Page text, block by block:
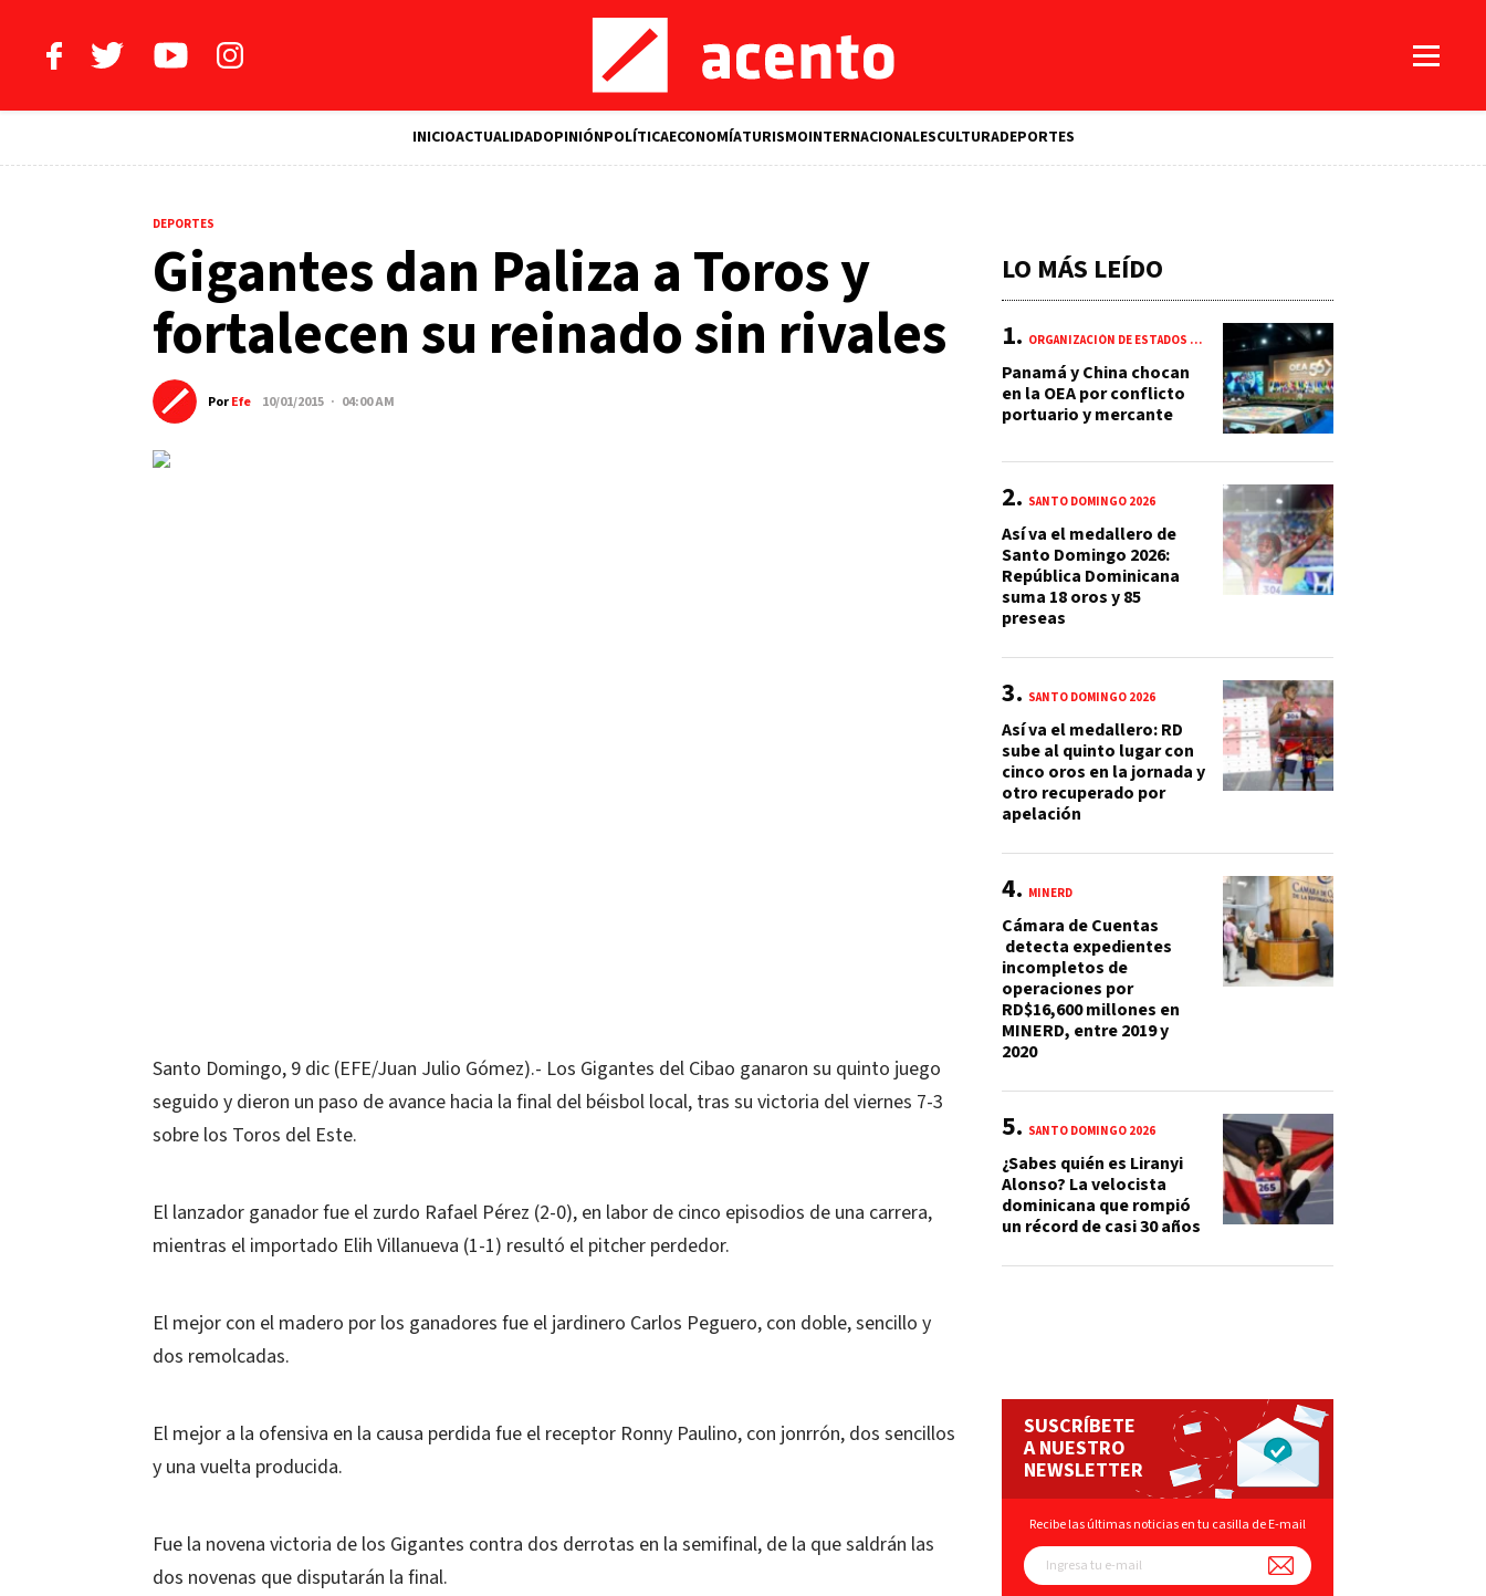
INICIOACTUALIDADOPINIÓNPOLÍTICAECONOMÍATURISMOINTERNACIONALESCULTURADEPORTES
DEPORTES
Gigantes dan Paliza a Toros y
fortalecen su reinado sin rivales
PorEfe 10/01/2015 · 04:00 AM
Santo Domingo, 9 dic (EFE/Juan Julio Gómez).- Los Gigantes del Cibao ganaron su quinto juego
seguido y dieron un paso de avance hacia la final del béisbol local, tras su victoria del viernes 7-3
sobre los Toros del Este.
El lanzador ganador fue el zurdo Rafael Pérez (2-0), en labor de cinco episodios de una carrera,
mientras el importado Elih Villanueva (1-1) resultó el pitcher perdedor.
El mejor con el madero por los ganadores fue el jardinero Carlos Peguero, con doble, sencillo y
dos remolcadas.
El mejor a la ofensiva en la causa perdida fue el receptor Ronny Paulino, con jonrrón, dos sencillos
y una vuelta producida.
Fue la novena victoria de los Gigantes contra dos derrotas en la semifinal, de la que saldrán las
dos novenas que disputarán la final.
LO MÁS LEÍDO
ORGANIZACIÓN DE ESTADOS AMERICANOS (OEA)
Panamá y China chocan
en la OEA por conflicto
portuario y mercante
SANTO DOMINGO 2026
Así va el medallero de
Santo Domingo 2026:
República Dominicana
suma 18 oros y 85
preseas
SANTO DOMINGO 2026
Así va el medallero: RD
sube al quinto lugar con
cinco oros en la jornada y
otro recuperado por
apelación
MINERD
Cámara de Cuentas
detecta expedientes
incompletos de
operaciones por
RD$16,600 millones en
MINERD, entre 2019 y
2020
SANTO DOMINGO 2026
¿Sabes quién es Liranyi
Alonso? La velocista
dominicana que rompió
un récord de casi 30 años
SUSCRÍBETE
A NUESTRO
NEWSLETTER
Recibe las últimas noticias en tu casilla de E-mail